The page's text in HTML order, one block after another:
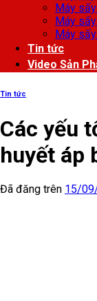
Máy
Máy
Máy
Tin tức
Video Sản
Tin tức
Các yếu
huyết áp
Đã đăng trên 15/